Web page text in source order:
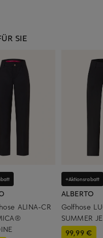
SIE
ALINA-CR
+Aktionsrabatt
ALBERTO
Golfhose
SUMMER
99,99 €